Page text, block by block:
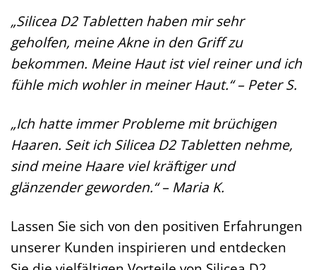
„Silicea D2 Tabletten haben mir sehr
geholfen, meine Akne in den Griff zu
bekommen. Meine Haut ist viel reiner und ich
fühle mich wohler in meiner Haut.“ – Peter S.
„Ich hatte immer Probleme mit brüchigen
Haaren. Seit ich Silicea D2 Tabletten nehme,
sind meine Haare viel kräftiger und
glänzender geworden.“ – Maria K.
Lassen Sie sich von den positiven Erfahrungen
unserer Kunden inspirieren und entdecken